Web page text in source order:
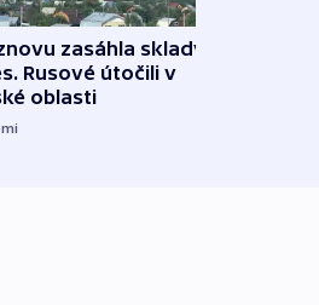
zasáhla sklady
Rusové útočili v
oblasti